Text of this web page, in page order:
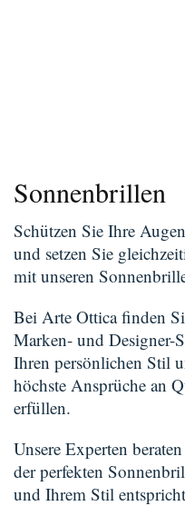
Sonnenbrillen
Schützen Sie Ihre
und setzen Sie
mit unseren
Bei Arte Ottica finden
Marken- und Designer-
Ihren persönlichen Stil
höchste Ansprüche an
erfüllen.
Unsere Experten
der perfekten
und Ihrem Stil